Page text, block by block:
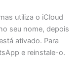
utiliza o iCloud
seu nome, depois
ativado. Para
e reinstale-o.